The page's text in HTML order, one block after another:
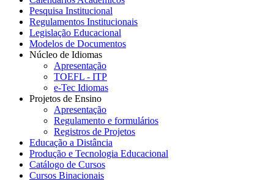
Pesquisa Institucional
Regulamentos Institucionais
Legislação Educacional
Modelos de Documentos
Núcleo de Idiomas
Apresentação
TOEFL - ITP
e-Tec Idiomas
Projetos de Ensino
Apresentação
Regulamento e formulários
Registros de Projetos
Educação a Distância
Produção e Tecnologia Educacional
Catálogo de Cursos
Cursos Binacionais